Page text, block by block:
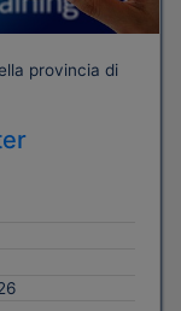
provincia di